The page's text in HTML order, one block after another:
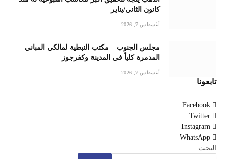
كانون الثاني/يناير
أغسطس 7, 2026
مجلس الجنوب – مكتب النبطية لمالكي المباني
المدمرة كلياً في المدينة وكفرجوز
أغسطس 7, 2026
تابعونا
Facebook
Twitter
Instagram
WhatsApp
البحث